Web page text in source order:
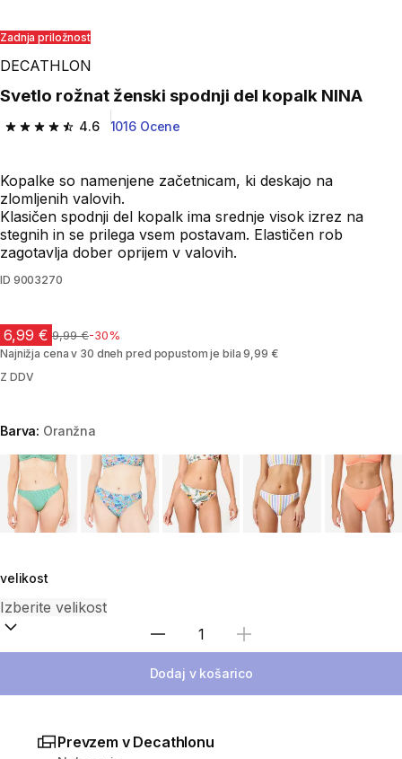
Zadnja priložnost
DECATHLON
Svetlo rožnat ženski spodnji del kopalk NINA
4.6
4.6 od 5 zvezdic from 1016 ocene
1016 Ocene
Kopalke so namenjene začetnicam, ki deskajo na
zlomljenih valovih.
Klasičen spodnji del kopalk ima srednje visok izrez na
stegnih in se prilega vsem postavam. Elastičen rob
zagotavlja dober oprijem v valovih.
ID 9003270
6,99 € Cena pred znižanjem
9,99 €-30%
Najnižja cena v 30 dneh pred popustom je bila 9,99 €
Z DDV
Barva: Oranžna
Choose a variant
velikost
Izberite količino
Dodaj v košarico
Prevzem v Decathlonu